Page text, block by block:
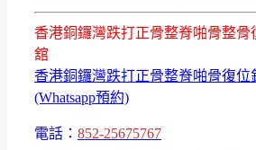
香港銅鑼灣跌打正骨整脊啪骨整骨
舘
香港銅鑼灣跌打正骨整脊啪骨復位
(Whatsapp預約)
電話： 852-25675767